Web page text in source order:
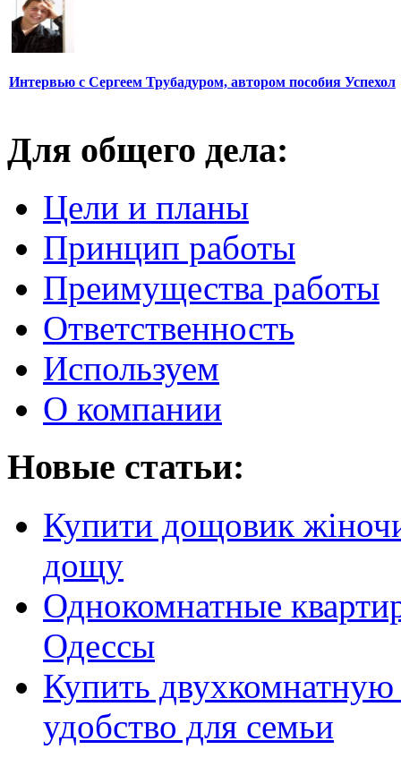
Интервью с Сергеем Трубадуром, автором пособия Успехол
Для общего дела:
Цели и планы
Принцип работы
Преимущества работы
Ответственность
Используем
О компании
Новые статьи:
Купити дощовик
дощу
Однокомнатные
Одессы
Купить
удобство для семьи